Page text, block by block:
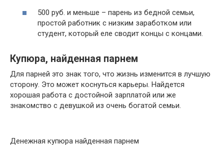
500 руб. и меньше – парень из бедной семьи,
простой работник с низким заработком или
студент, который еле сводит концы с концами.
Купюра, найденная парнем
Для парней это знак того, что жизнь изменится в лучшую
сторону. Это может коснуться карьеры. Найдется
хорошая работа с достойной зарплатой или же
знакомство с девушкой из очень богатой семьи.
Денежная купюра найденная парнем